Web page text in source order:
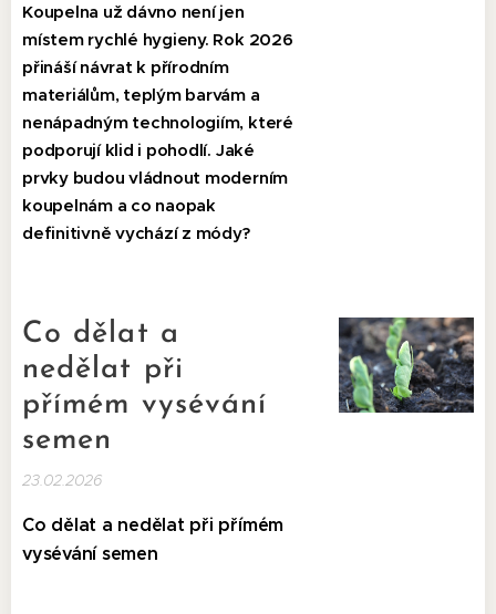
Koupelna už dávno není jen
místem rychlé hygieny. Rok 2026
přináší návrat k přírodním
materiálům, teplým barvám a
nenápadným technologiím, které
podporují klid i pohodlí. Jaké
prvky budou vládnout moderním
koupelnám a co naopak
definitivně vychází z módy?
Co dělat a
nedělat při
přímém vysévání
semen
23.02.2026
Co dělat a nedělat při přímém
vysévání semen